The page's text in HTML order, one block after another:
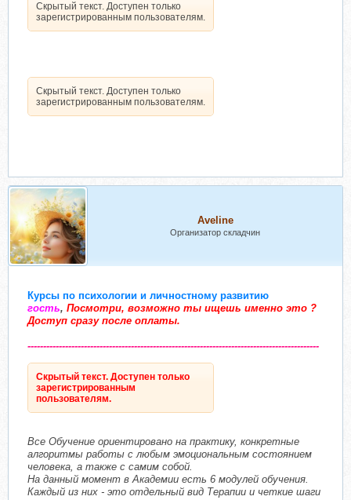
Скрытый текст. Доступен только
зарегистрированным пользователям.
Скрытый текст. Доступен только
зарегистрированным пользователям.
Aveline
Организатор складчин
Курсы по психологии и личностному развитию
гость, Посмотри, возможно ты ищешь именно это ?
Доступ сразу после оплаты.
---------------------------------------------------------------------------------------------
Скрытый текст. Доступен только
зарегистрированным
пользователям.
Все Обучение ориентировано на практику, конкретные
алгоритмы работы с любым эмоциональным состоянием
человека, а также с самим собой.
На данный момент в Академии есть 6 модулей обучения.
Каждый из них - это отдельный вид Терапии и четкие шаги